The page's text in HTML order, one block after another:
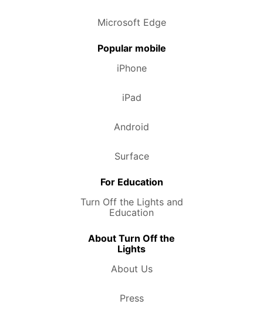
Microsoft Edge
Popular mobile
iPhone
iPad
Android
Surface
For Education
Turn Off the Lights and
Education
About Turn Off the
Lights
About Us
Press